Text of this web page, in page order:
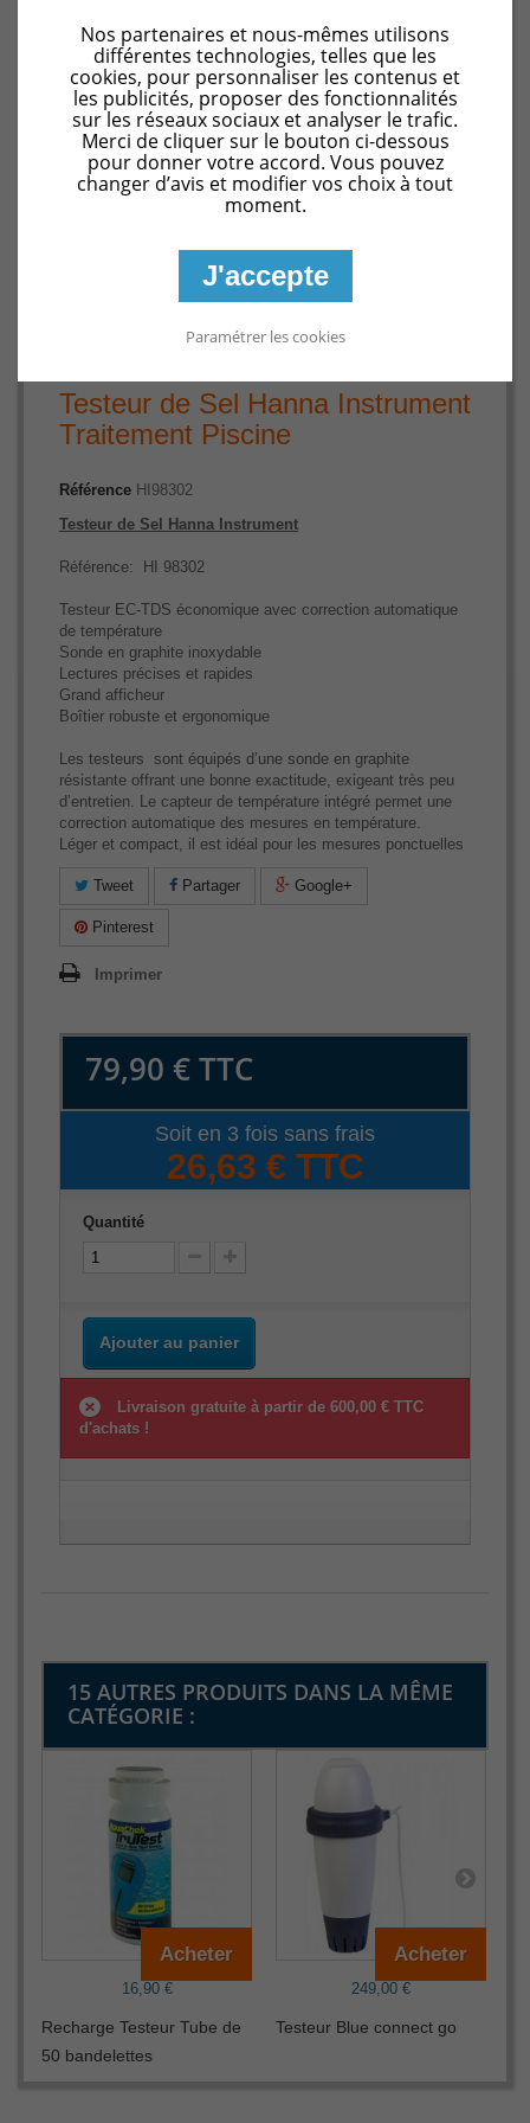
Testeur de Sel Hanna Instrument
Traitement Piscine
Référence HI98302
Testeur de Sel Hanna Instrument
Référence: HI 98302
Testeur EC-TDS économique avec correction automatique
de température
Sonde en graphite inoxydable
Lectures précises et rapides
Grand afficheur
Boîtier robuste et ergonomique
Les testeurs sont équipés d’une sonde en graphite
résistante offrant une bonne exactitude, exigeant très peu
d’entretien. Le capteur de température intégré permet une
correction automatique des mesures en température.
Léger et compact, il est idéal pour les mesures ponctuelles
Tweet Partager Google+
Pinterest
Imprimer
79,90 €TTC
Soit en 3 fois sans frais
26,63 € TTC
Quantité
Ajouter au panier
Livraison gratuite à partir de 600,00 € TTC
d'achats !
15 AUTRES PRODUITS DANS LA MÊME
CATÉGORIE :
16,90 €
Acheter
Recharge Testeur Tube de
50 bandelettes
249,00 €
Acheter
Testeur Blue connect go
Nos partenaires et nous-mêmes utilisons
différentes technologies, telles que les
cookies, pour personnaliser les contenus et
les publicités, proposer des fonctionnalités
sur les réseaux sociaux et analyser le trafic.
Merci de cliquer sur le bouton ci-dessous
pour donner votre accord. Vous pouvez
changer d’avis et modifier vos choix à tout
moment.
J'accepte
Paramétrer les cookies